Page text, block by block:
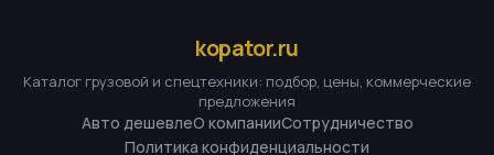
kopator.ru
Каталог грузовой и спецтехники: подбор, цены, коммерческие
предложения
Авто дешевлеО компанииСотрудничество
Политика конфиденциальности